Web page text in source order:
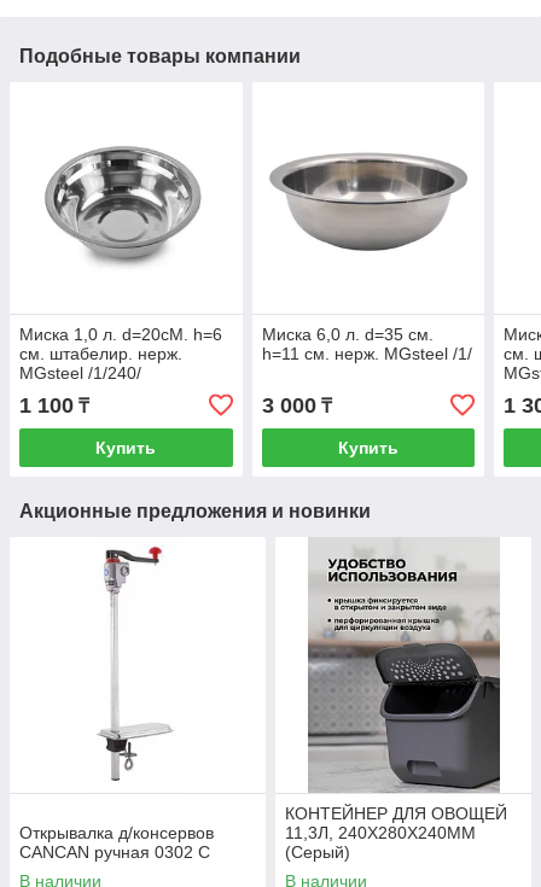
Подобные товары компании
Миска 1,0 л. d=20cM. h=6
см. штабелир. нерж.
MGsteel /1/240/
1 100 ₸
Купить
Миска 6,0 л. d=35 см.
h=11 см. нерж. MGsteel /1/
3 000₸
Купить
см.
1
Акционные предложения и новинки
Открывалка д/консервов
CANCAN ручная 0302 С
В наличии
КОНТЕЙНЕР ДЛЯ ОВОЩЕЙ
11,3Л, 240Х280Х240ММ
(Серый)
В наличии